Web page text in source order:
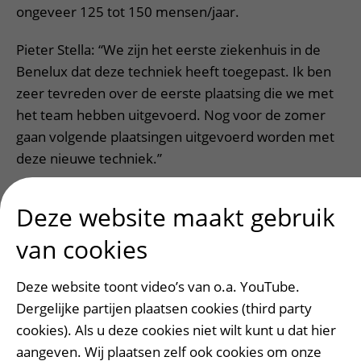
ongeveer 125 tot 150 mensen/jaar.
Pieter Stella: “We zijn het eerste ziekenhuis in de
Benelux dat deze techniek heeft toegepast. Ik ben
zeer tevreden over de eerste plaatsing die we met
het team hebben uitgevoerd. Nog voor de zomer
gaan volgende plaatsingen uitgevoerd worden met
deze nieuwe techniek.”
Lees meer over een gaatje in de boezemwand op
umcutrecht.nl
Vragen, opmerkingen of tips voor de redactie?
Deze website maakt gebruik
van cookies
Deze website toont video’s van o.a. YouTube.
Dergelijke partijen plaatsen cookies (third party
cookies). Als u deze cookies niet wilt kunt u dat hier
aangeven. Wij plaatsen zelf ook cookies om onze